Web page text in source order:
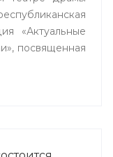
«Актуальные
посвященная